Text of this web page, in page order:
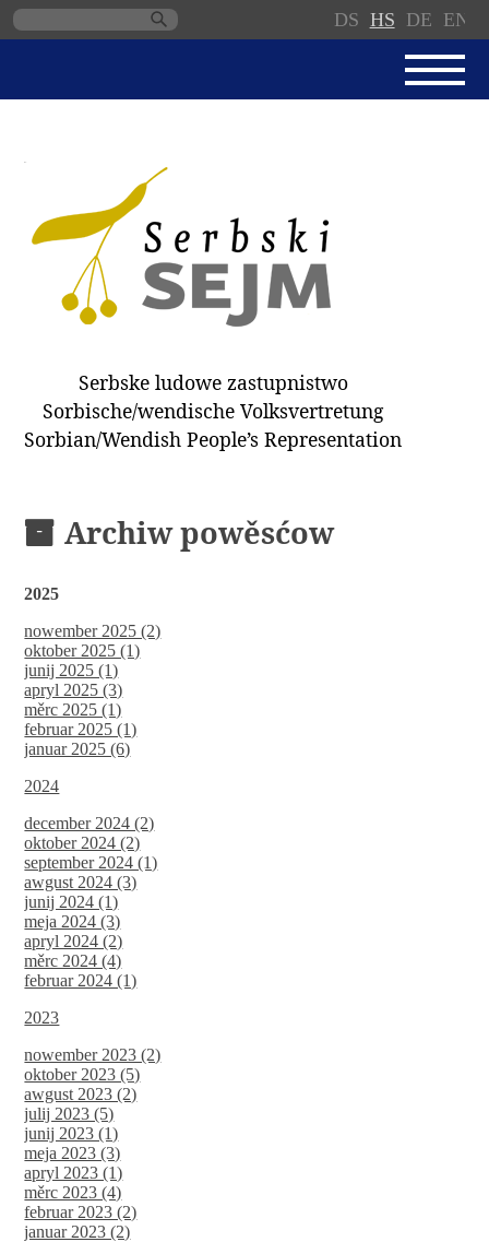
DS HS DE EN
SERBSKI SEJM
JEDNANSKI PORJAD
PROTOKOLE / WOBZAMKNJENJA
DARY
ZAPÓSŁANCY
WUBĚRKI
Serbske ludowe zastupnistwo
Sorbische/wendische Volksvertretung
Sorbian/Wendish People’s Representation
Archiw powěsćow
2025
nowember 2025 (2)
oktober 2025 (1)
junij 2025 (1)
apryl 2025 (3)
měrc 2025 (1)
februar 2025 (1)
januar 2025 (6)
2024
december 2024 (2)
oktober 2024 (2)
september 2024 (1)
awgust 2024 (3)
junij 2024 (1)
meja 2024 (3)
apryl 2024 (2)
měrc 2024 (4)
februar 2024 (1)
2023
nowember 2023 (2)
oktober 2023 (5)
awgust 2023 (2)
julij 2023 (5)
junij 2023 (1)
meja 2023 (3)
apryl 2023 (1)
měrc 2023 (4)
februar 2023 (2)
januar 2023 (2)